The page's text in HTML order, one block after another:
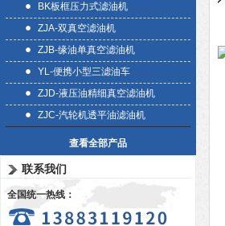
BK板框压力式滤油机
ZJA-双真空滤油机
ZJB-缘油单真空滤油机
YL-便携小型三滤油车
ZJD-液压油精细真空滤油机
ZJC-汽轮机透平油滤油机
查看全部产品
联系我们
全国统一热线：